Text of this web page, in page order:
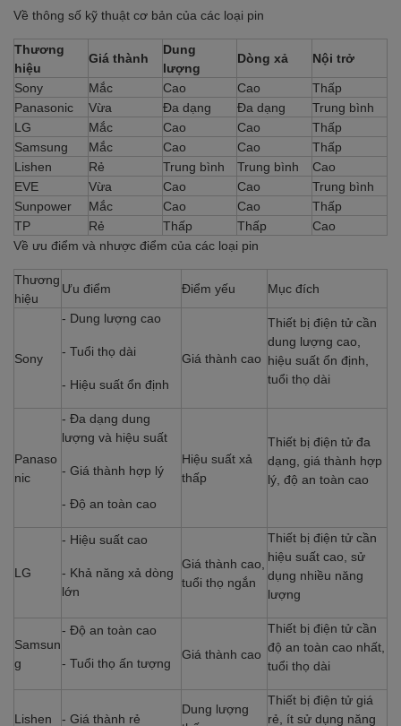
Về thông số kỹ thuật cơ bản của các loại pin
Thương
hiệu
Giá thành
Dung
lượng
Dòng xả
Nội trở
Sony
Mắc Cao Cao
Thấp
Panasonic
Vừa Đa dạng Đa dạng
Trung bình
LG
Mắc Cao Cao
Thấp
Samsung
Mắc Cao Cao
Thấp
Lishen
Rẻ Trung bình Trung bình
Cao
EVE
Vừa Cao Cao
Trung bình
Sunpower
Mắc Cao Cao
Thấp
TP
Rẻ Thấp Thấp
Cao
Về ưu điểm và nhược điểm của các loại pin
Thương
hiệu
Ưu điểm Điểm yếu Mục đích
Sony
- Dung lượng cao
- Tuổi thọ dài
- Hiệu suất ổn định
Giá thành cao
Thiết bị điện tử cần
dung lượng cao,
hiệu suất ổn định,
tuổi thọ dài
Panaso
nic
- Đa dạng dung
lượng và hiệu suất
- Giá thành hợp lý
- Độ an toàn cao
Hiệu suất xả
thấp
Thiết bị điện tử đa
dạng, giá thành hợp
lý, độ an toàn cao
LG
- Hiệu suất cao
- Khả năng xả dòng
lớn
Giá thành cao,
tuổi thọ ngắn
Thiết bị điện tử cần
hiệu suất cao, sử
dụng nhiều năng
lượng
Samsun
g
- Độ an toàn cao
- Tuổi thọ ấn tượng
Giá thành cao
Thiết bị điện tử cần
độ an toàn cao nhất,
tuổi thọ dài
Lishen - Giá thành rẻ
Dung lượng
Thiết bị điện tử giá
rẻ, ít sử dụng năng